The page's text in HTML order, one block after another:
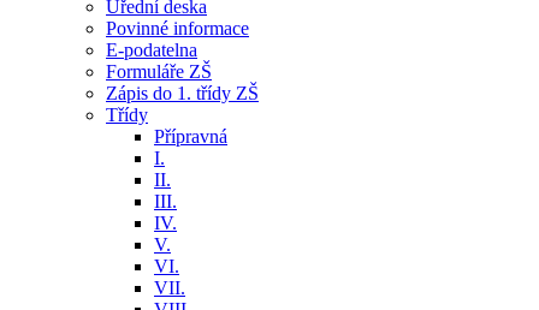
Úřední deska
Povinné informace
E-podatelna
Formuláře ZŠ
Zápis do 1. třídy ZŠ
Třídy
Přípravná
I.
II.
III.
IV.
V.
VI.
VII.